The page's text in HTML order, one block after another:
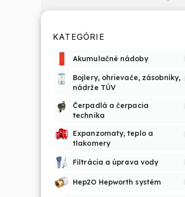
KATEGÓRIE
Akumulačné nádoby
Bojlery, ohrievače, zásobníky,
nádrže TÚV
Čerpadlá a čerpacia
technika
Expanzomaty, teplo a
tlakomery
Filtrácia a úprava vody
Hep2O Hepworth systém